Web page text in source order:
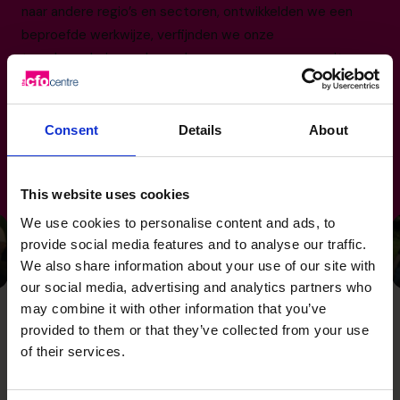
Consent Details About
This website uses cookies
We use cookies to personalise content and ads, to
provide social media features and to analyse our traffic.
We also share information about your use of our site with
our social media, advertising and analytics partners who
may combine it with other information that you’ve
provided to them or that they’ve collected from your use
of their services.
naar andere regio’s en sectoren, ontwikkelden we een
beproefde werkwijze, verfijnden we onze
teambenadering en bouwden we aan een community van
ervaren CFO’s die zij aan zij met klanten werken aan
betekenisvolle veranderingen.